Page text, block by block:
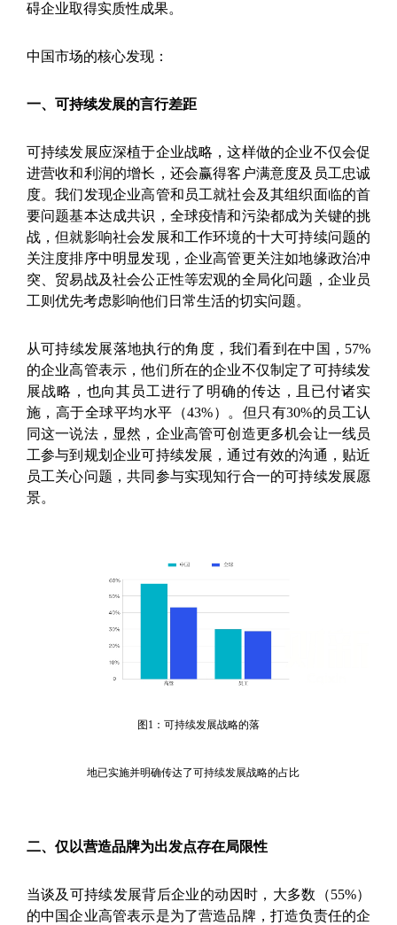
碍企业取得实质性成果。
中国市场的核心发现：
一、可持续发展的言行差距
可持续发展应深植于企业战略，这样做的企业不仅会促
进营收和利润的增长，还会赢得客户满意度及员工忠诚
度。我们发现企业高管和员工就社会及其组织面临的首
要问题基本达成共识，全球疫情和污染都成为关键的挑
战，但就影响社会发展和工作环境的十大可持续问题的
关注度排序中明显发现，企业高管更关注如地缘政治冲
突、贸易战及社会公正性等宏观的全局化问题，企业员
工则优先考虑影响他们日常生活的切实问题。
从可持续发展落地执行的角度，我们看到在中国，57%
的企业高管表示，他们所在的企业不仅制定了可持续发
展战略，也向其员工进行了明确的传达，且已付诸实
施，高于全球平均水平（43%）。但只有30%的员工认
同这一说法，显然，企业高管可创造更多机会让一线员
工参与到规划企业可持续发展，通过有效的沟通，贴近
员工关心问题，共同参与实现知行合一的可持续发展愿
景。
图1：可持续发展战略的落
地已实施并明确传达了可持续发展战略的占比
二、仅以营造品牌为出发点存在局限性
当谈及可持续发展背后企业的动因时，大多数（55%）
的中国企业高管表示是为了营造品牌，打造负责任的企